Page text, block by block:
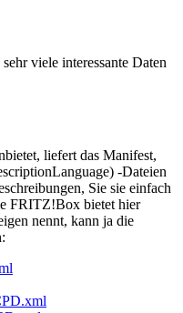
viele interessante Daten
liefert das Manifest,
-Dateien
Sie sie einfach
FRITZ!Box bietet hier
nennt, kann ja die